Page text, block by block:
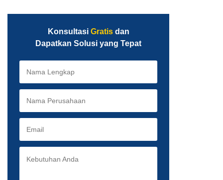
Konsultasi Gratisdan
Dapatkan Solusi yang Tepat